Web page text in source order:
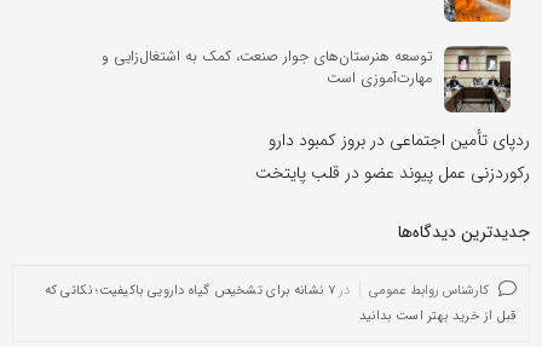
توسعه هنرستان‌های جوار صنعت، کمک به اشتغال‌زایی و
مهارت‌آموزی است
ردپای تأمین اجتماعی در بروز کمبود دارو
رکوردزنی عمل پیوند عضو در قلب پایتخت
جدیدترین دیدگاه‌‌ها
کارشناس روابط عمومی در
۷ نشانه برای تشخیص گیاه دارویی باکیفیت؛ نکاتی که
قبل از خرید بهتر است بدانید